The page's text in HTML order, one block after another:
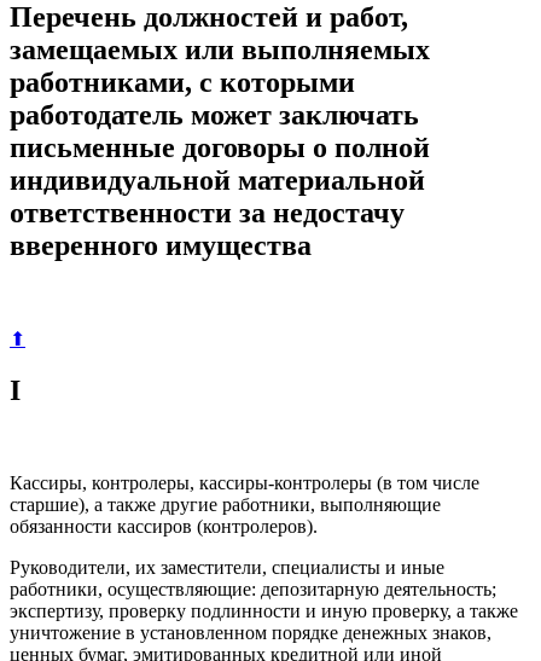
Перечень должностей и работ,
замещаемых или выполняемых
работниками, с которыми
работодатель может заключать
письменные договоры о полной
индивидуальной материальной
ответственности за недостачу
вверенного имущества
⬆
I
Кассиры, контролеры, кассиры-контролеры (в том числе
старшие), а также другие работники, выполняющие
обязанности кассиров (контролеров).
Руководители, их заместители, специалисты и иные
работники, осуществляющие: депозитарную деятельность;
экспертизу, проверку подлинности и иную проверку, а также
уничтожение в установленном порядке денежных знаков,
ценных бумаг, эмитированных кредитной или иной